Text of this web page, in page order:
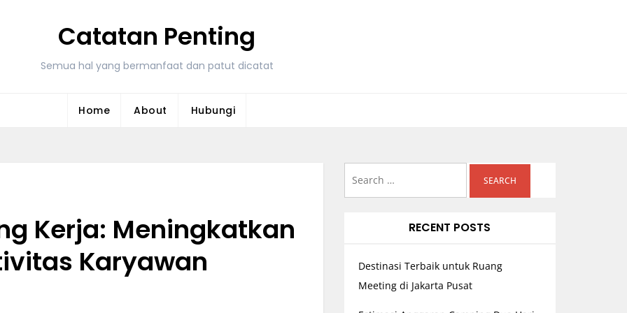
Catatan Penting
Semua hal yang bermanfaat dan patut dicatat
Home About Hubungi
Kerja: Meningkatkan
Karyawan
RECENT POSTS
Destinasi Terbaik untuk Ruang
Meeting di Jakarta Pusat